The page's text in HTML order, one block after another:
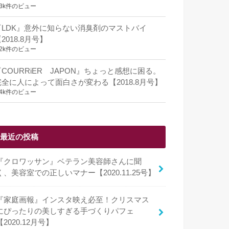
件のビュー
LDK』意外に知らない消臭剤のマストバイ
2018.8月号】
件のビュー
COURRiER JAPON』ちょっと感想に困る。
全に人によって面白さが変わる【2018.8月号】
件のビュー
最近の投稿
『クロワッサン』ベテラン美容師さんに聞
、美容室での正しいマナー【2020.11.25号】
『家庭画報』インスタ映え必至！クリスマス
ぴったりの美しすぎる手づくりパフェ
【2020.12月号】